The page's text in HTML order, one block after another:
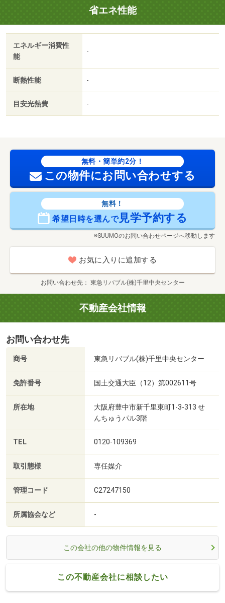
省エネ性能
エネルギー消費性
能
-
断熱性能 -
目安光熱費 -
無料・簡単約2分！
この物件にお問い合わせする
無料！
希望日時を選んで見学予約する
※SUUMOのお問い合わせページへ移動します
お気に入りに追加する
お問い合わせ先 東急リバブル(株)千里中央センター
不動産会社情報
お問い合わせ先
商号 東急リバブル(株)千里中央センター
免許番号 国土交通大臣（12）第002611号
所在地
大阪府豊中市新千里東町1-3-313 せ
んちゅうパル3階
TEL 0120-109369
取引態様 専任媒介
管理コード C27247150
所属協会など -
この会社の他の物件情報を見る
この不動産会社に相談したい